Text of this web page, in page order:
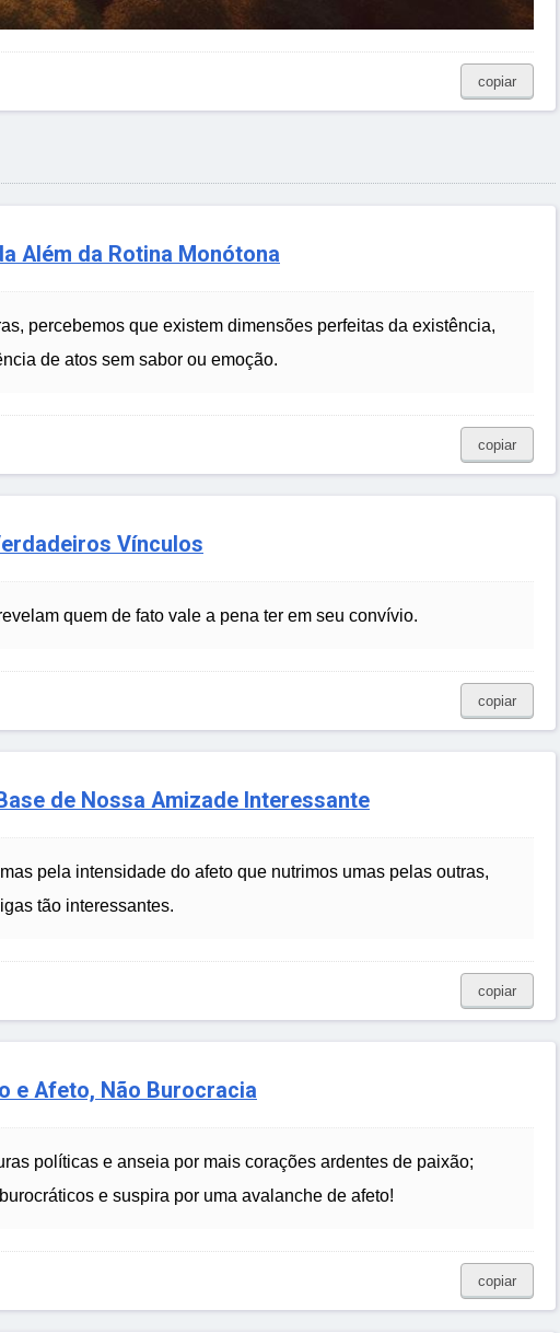
copiar
Além da Rotina Monótona
percebemos que existem dimensões perfeitas da existência,
de atos sem sabor ou emoção.
copiar
Vínculos
quem de fato vale a pena ter em seu convívio.
copiar
de Nossa Amizade Interessante
pela intensidade do afeto que nutrimos umas pelas outras,
tão interessantes.
copiar
e Afeto, Não Burocracia
políticas e anseia por mais corações ardentes de paixão;
e suspira por uma avalanche de afeto!
copiar